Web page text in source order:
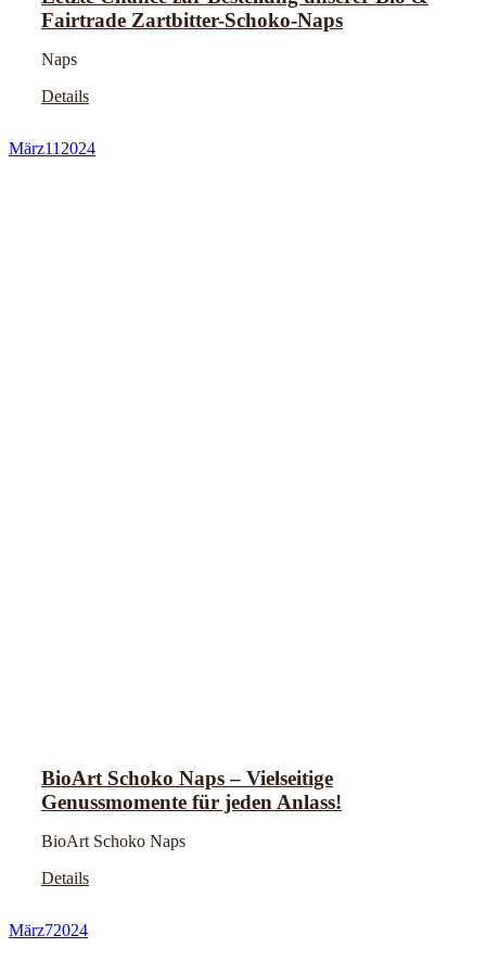
Fairtrade Zartbitter-Schoko-Naps
Naps
Details
März11 2024
BioArt Schoko Naps – Vielseitige
Genussmomente für jeden Anlass!
BioArt Schoko Naps
Details
März72024